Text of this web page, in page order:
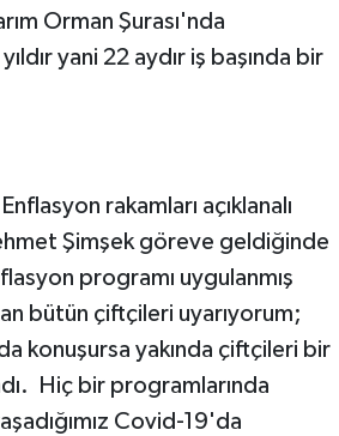
Orman Şurası'nda
yani 22 aydır iş başında bir
rakamları açıklanalı
Şimşek göreve geldiğinde
programı uygulanmış
bütün çiftçileri uyarıyorum;
konuşursa yakında çiftçileri bir
Hiç bir programlarında
Covid-19'da